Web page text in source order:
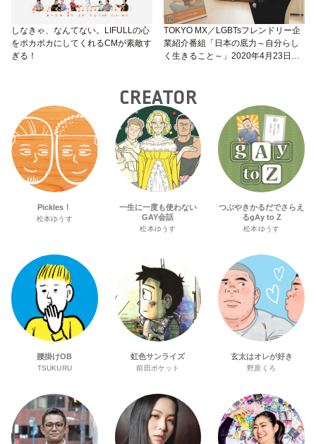
しなきゃ、なんてない。LIFULLの心
をポカポカにしてくれるCMが素敵す
ぎる！
TOKYO MX／LGBTsフレンドリー企
業紹介番組「日本の底力～自分らし
く生きること～」2020年4月23日
CREATOR
Pickles！
松本ゆうす
一生に一度も使わない
GAY会話
松本ゆうす
つぶやきかるだでさらえ
るgAy to Z
松本ゆうす
腰掛けOB
TSUKURU
虹色サンライズ
前田ポケット
玄太はオレが好き
野原くろ